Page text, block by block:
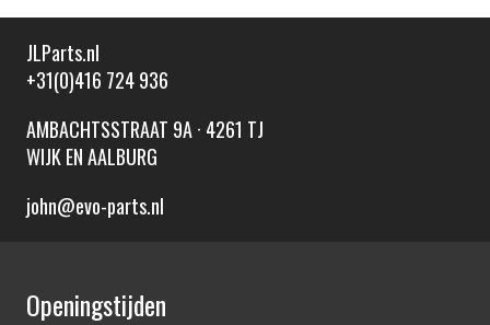
JLParts.nl
+31(0)416 724 936
AMBACHTSSTRAAT 9A · 4261 TJ
WIJK EN AALBURG
john@evo-parts.nl
Openingstijden